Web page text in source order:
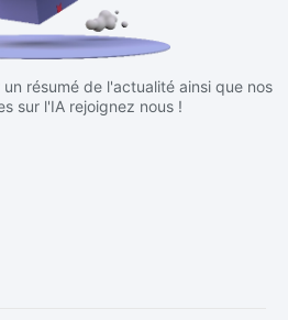
résumé de l'actualité ainsi que nos
sur l'IA rejoignez nous !